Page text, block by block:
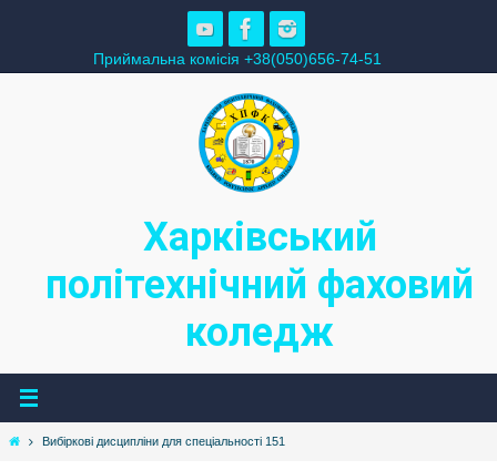
Приймальна комісія +38(050)656-74-51
Харківський
політехнічний фаховий
коледж
HomeВибіркові дисципліни для спеціальності 151